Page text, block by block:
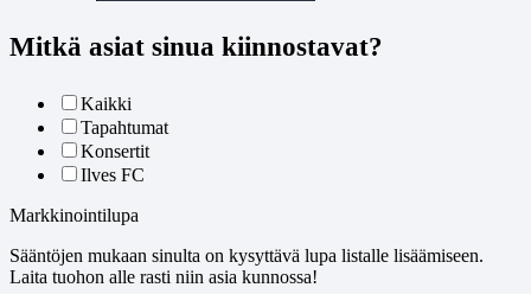
Mitkä asiat sinua kiinnostavat?
Kaikki
Tapahtumat
Konsertit
Ilves FC
Markkinointilupa
Sääntöjen mukaan sinulta on kysyttävä lupa listalle lisäämiseen.
Laita tuohon alle rasti niin asia kunnossa!